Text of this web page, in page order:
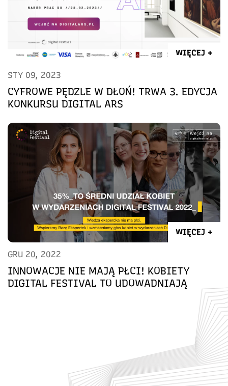
WIĘCEJ +
STY 09, 2023
CYFROWE PĘDZLE W DŁOŃ! TRWA 3. EDYCJA
KONKURSU DIGITAL ARS
WIĘCEJ +
GRU 20, 2022
INNOWACJE NIE MAJĄ PŁCI! KOBIETY
DIGITAL FESTIVAL TO UDOWADNIAJĄ